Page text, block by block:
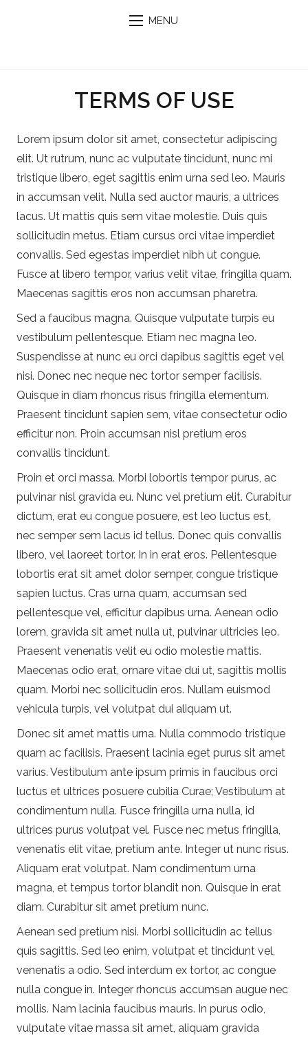
MENU
TERMS OF USE
Lorem ipsum dolor sit amet, consectetur adipiscing
elit. Ut rutrum, nunc ac vulputate tincidunt, nunc mi
tristique libero, eget sagittis enim urna sed leo. Mauris
in accumsan velit. Nulla sed auctor mauris, a ultrices
lacus. Ut mattis quis sem vitae molestie. Duis quis
sollicitudin metus. Etiam cursus orci vitae imperdiet
convallis. Sed egestas imperdiet nibh ut congue.
Fusce at libero tempor, varius velit vitae, fringilla quam.
Maecenas sagittis eros non accumsan pharetra.
Sed a faucibus magna. Quisque vulputate turpis eu
vestibulum pellentesque. Etiam nec magna leo.
Suspendisse at nunc eu orci dapibus sagittis eget vel
nisi. Donec nec neque nec tortor semper facilisis.
Quisque in diam rhoncus risus fringilla elementum.
Praesent tincidunt sapien sem, vitae consectetur odio
efficitur non. Proin accumsan nisl pretium eros
convallis tincidunt.
Proin et orci massa. Morbi lobortis tempor purus, ac
pulvinar nisl gravida eu. Nunc vel pretium elit. Curabitur
dictum, erat eu congue posuere, est leo luctus est,
nec semper sem lacus id tellus. Donec quis convallis
libero, vel laoreet tortor. In in erat eros. Pellentesque
lobortis erat sit amet dolor semper, congue tristique
sapien luctus. Cras urna quam, accumsan sed
pellentesque vel, efficitur dapibus urna. Aenean odio
lorem, gravida sit amet nulla ut, pulvinar ultricies leo.
Praesent venenatis velit eu odio molestie mattis.
Maecenas odio erat, ornare vitae dui ut, sagittis mollis
quam. Morbi nec sollicitudin eros. Nullam euismod
vehicula turpis, vel volutpat dui aliquam ut.
Donec sit amet mattis urna. Nulla commodo tristique
quam ac facilisis. Praesent lacinia eget purus sit amet
varius. Vestibulum ante ipsum primis in faucibus orci
luctus et ultrices posuere cubilia Curae; Vestibulum at
condimentum nulla. Fusce fringilla urna nulla, id
ultrices purus volutpat vel. Fusce nec metus fringilla,
venenatis elit vitae, pretium ante. Integer ut nunc risus.
Aliquam erat volutpat. Nam condimentum urna
magna, et tempus tortor blandit non. Quisque in erat
diam. Curabitur sit amet pretium nunc.
Aenean sed pretium nisi. Morbi sollicitudin ac tellus
quis sagittis. Sed leo enim, volutpat et tincidunt vel,
venenatis a odio. Sed interdum ex tortor, ac congue
nulla congue in. Integer rhoncus accumsan augue nec
mollis. Nam lacinia faucibus mauris. In purus odio,
vulputate vitae massa sit amet, aliquam gravida